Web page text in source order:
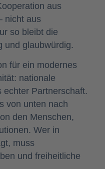
aus
nicht aus
so bleibt die
und glaubwürdig.
für ein modernes
nationale
echter Partnerschaft.
von unten nach
den Menschen,
Wer in
muss
und freiheitliche